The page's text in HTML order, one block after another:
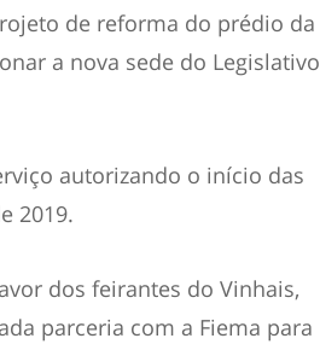
de reforma do prédio da
a nova sede do Legislativo
autorizando o início das
2019.
dos feirantes do Vinhais,
parceria com a Fiema para